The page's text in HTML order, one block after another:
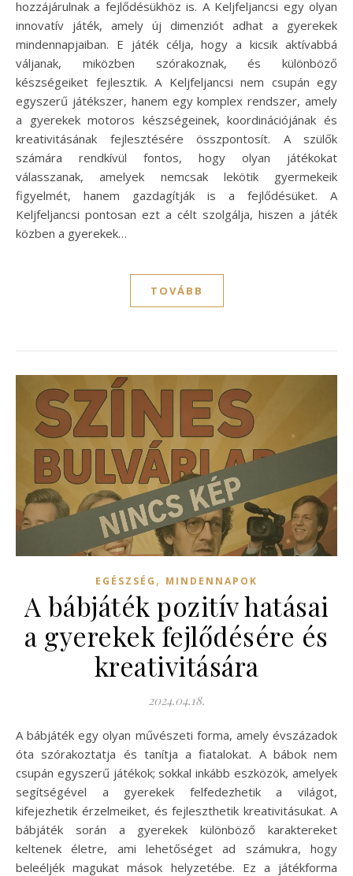
hozzájárulnak a fejlődésükhöz is. A Keljfeljancsi egy olyan
innovatív játék, amely új dimenziót adhat a gyerekek
mindennapjaiban. E játék célja, hogy a kicsik aktívabbá
váljanak, miközben szórakoznak, és különböző
készségeiket fejlesztik. A Keljfeljancsi nem csupán egy
egyszerű játékszer, hanem egy komplex rendszer, amely
a gyerekek motoros készségeinek, koordinációjának és
kreativitásának fejlesztésére összpontosít. A szülők
számára rendkívül fontos, hogy olyan játékokat
válasszanak, amelyek nemcsak lekötik gyermekeik
figyelmét, hanem gazdagítják is a fejlődésüket. A
Keljfeljancsi pontosan ezt a célt szolgálja, hiszen a játék
közben a gyerekek…
TOVÁBB
EGÉSZSÉG , MINDENNAPOK
A bábjáték pozitív hatásai
a gyerekek fejlődésére és
kreativitására
2024.04.18.
A bábjáték egy olyan művészeti forma, amely évszázadok
óta szórakoztatja és tanítja a fiatalokat. A bábok nem
csupán egyszerű játékok; sokkal inkább eszközök, amelyek
segítségével a gyerekek felfedezhetik a világot,
kifejezhetik érzelmeiket, és fejleszthetik kreativitásukat. A
bábjáték során a gyerekek különböző karaktereket
keltenek életre, ami lehetőséget ad számukra, hogy
beleéljék magukat mások helyzetébe. Ez a játékforma